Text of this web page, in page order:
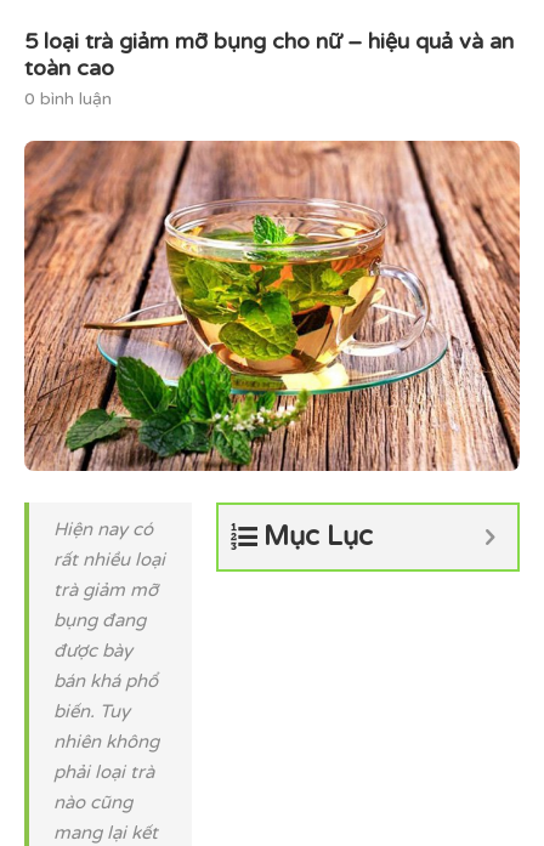
5 loại trà giảm mỡ bụng cho nữ – hiệu quả và an
toàn cao
0 bình luận
Mục Lục
Hiện nay có
rất nhiều loại
trà giảm mỡ
bụng đang
được bày
bán khá phổ
biến. Tuy
nhiên không
phải loại trà
nào cũng
mang lại kết